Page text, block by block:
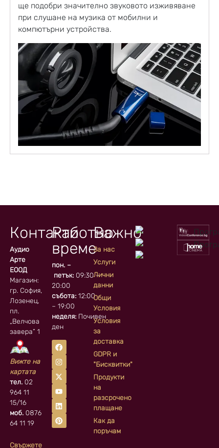
ще подобри значително звуковото изживяване
при слушане на музика от мобилни и
компютърни устройства.
Контакти
Аудио
Арте
ЕООД
Магазин:
гр. София, кв.
Лозенец,
пл.
„Велчова
завера” 1
Вижте на
картата
тел. 02
964 11
15/16
моб. 0876
64 11 19
Свържете
Работно
време
пон. –
петък:09:30 –
20:00
събота:12:00
– 19:00
неделя:Почивен
ден
Важно
За нас
Услуги
Лични
данни
Общи
Условия
Условия
за
доставка
GDPR и
"Бисквитки"
Продукти
на
разсрочено
плащане
Как да
поръчам